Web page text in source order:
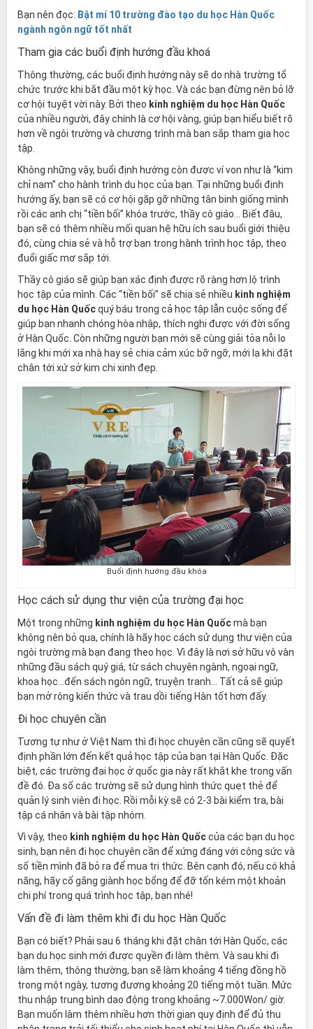
Bạn nên đọc: Bật mí 10 trường đào tạo du học Hàn Quốc
ngành ngôn ngữ tốt nhất
Tham gia các buổi định hướng đầu khoá
Thông thường, các buổi định hướng này sẽ do nhà trường tổ
chức trước khi bắt đầu một kỳ học. Và các bạn đừng nên bỏ lỡ
cơ hội tuyệt vời này. Bởi theo kinh nghiệm du học Hàn Quốc
của nhiều người, đây chính là cơ hội vàng, giúp bạn hiểu biết rõ
hơn về ngôi trường và chương trình mà bạn sắp tham gia học
tập.
Không những vậy, buổi định hướng còn được ví von như là “kim
chỉ nam” cho hành trình du học của bạn. Tại những buổi định
hướng ấy, bạn sẽ có cơ hội gặp gỡ những tân binh giống mình
rồi các anh chị “tiền bối” khóa trước, thầy cô giáo… Biết đâu,
bạn sẽ có thêm nhiều mối quan hệ hữu ích sau buổi giới thiệu
đó, cùng chia sẻ và hỗ trợ bạn trong hành trình học tập, theo
đuổi giấc mơ sắp tới.
Thầy cô giáo sẽ giúp bạn xác định được rõ ràng hơn lộ trình
học tập của mình. Các “tiền bối” sẽ chia sẻ nhiều kinh nghiệm
du học Hàn Quốcquý báu trong cả học tập lẫn cuộc sống để
giúp bạn nhanh chóng hòa nhập, thích nghi được với đời sống
ở Hàn Quốc. Còn những người bạn mới sẽ cùng giải tỏa nỗi lo
lắng khi mới xa nhà hay sẻ chia cảm xúc bỡ ngỡ, mới lạ khi đặt
chân tới xứ sở kim chi xinh đẹp.
Buổi định hướng đầu khóa
Học cách sử dụng thư viện của trường đại học
Một trong những kinh nghiệm du học Hàn Quốcmà bạn
không nên bỏ qua, chính là hãy học cách sử dụng thư viện của
ngôi trường mà bạn đang theo học. Vì đây là nơi sở hữu vô vàn
những đầu sách quý giá, từ sách chuyên ngành, ngoại ngữ,
khoa học…đến sách ngôn ngữ, truyện tranh… Tất cả sẽ giúp
bạn mở rộng kiến thức và trau dồi tiếng Hàn tốt hơn đấy.
Đi học chuyên cần
Tương tự như ở Việt Nam thì đi học chuyên cần cũng sẽ quyết
định phần lớn đến kết quả học tập của bạn tại Hàn Quốc. Đặc
biệt, các trường đại học ở quốc gia này rất khắt khe trong vấn
đề đó. Đa số các trường sẽ sử dụng hình thức quẹt thẻ để
quản lý sinh viên đi học. Rồi mỗi kỳ sẽ có 2-3 bài kiểm tra, bài
tập cá nhân và bài tập nhóm.
Vì vậy, theo kinh nghiệm du học Hàn Quốccủa các bạn du học
sinh, bạn nên đi học chuyên cần để xứng đáng với công sức và
số tiền mình đã bỏ ra để mua tri thức. Bên cạnh đó, nếu có khả
năng, hãy cố gắng giành học bổng để đỡ tốn kém một khoản
chi phí trong quá trình học tập, bạn nhé!
Vấn đề đi làm thêm khi đi du học Hàn Quốc
Bạn có biết? Phải sau 6 tháng khi đặt chân tới Hàn Quốc, các
bạn du học sinh mới được quyền đi làm thêm. Và sau khi đi
làm thêm, thông thường, bạn sẽ làm khoảng 4 tiếng đồng hồ
trong một ngày, tương đương khoảng 20 tiếng một tuần. Mức
thu nhập trung bình dao động trong khoảng ~7.000Won/ giờ.
Bạn muốn làm thêm nhiều hơn thời gian quy định để đủ thu